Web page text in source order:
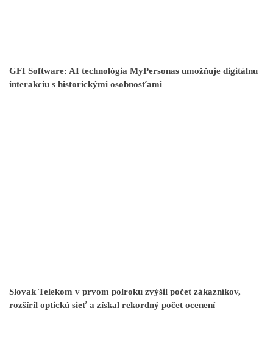
GFI Software: AI technológia MyPersonas umožňuje digitálnu
interakciu s historickými osobnosťami
Slovak Telekom v prvom polroku zvýšil počet zákazníkov,
rozšíril optickú sieť a získal rekordný počet ocenení